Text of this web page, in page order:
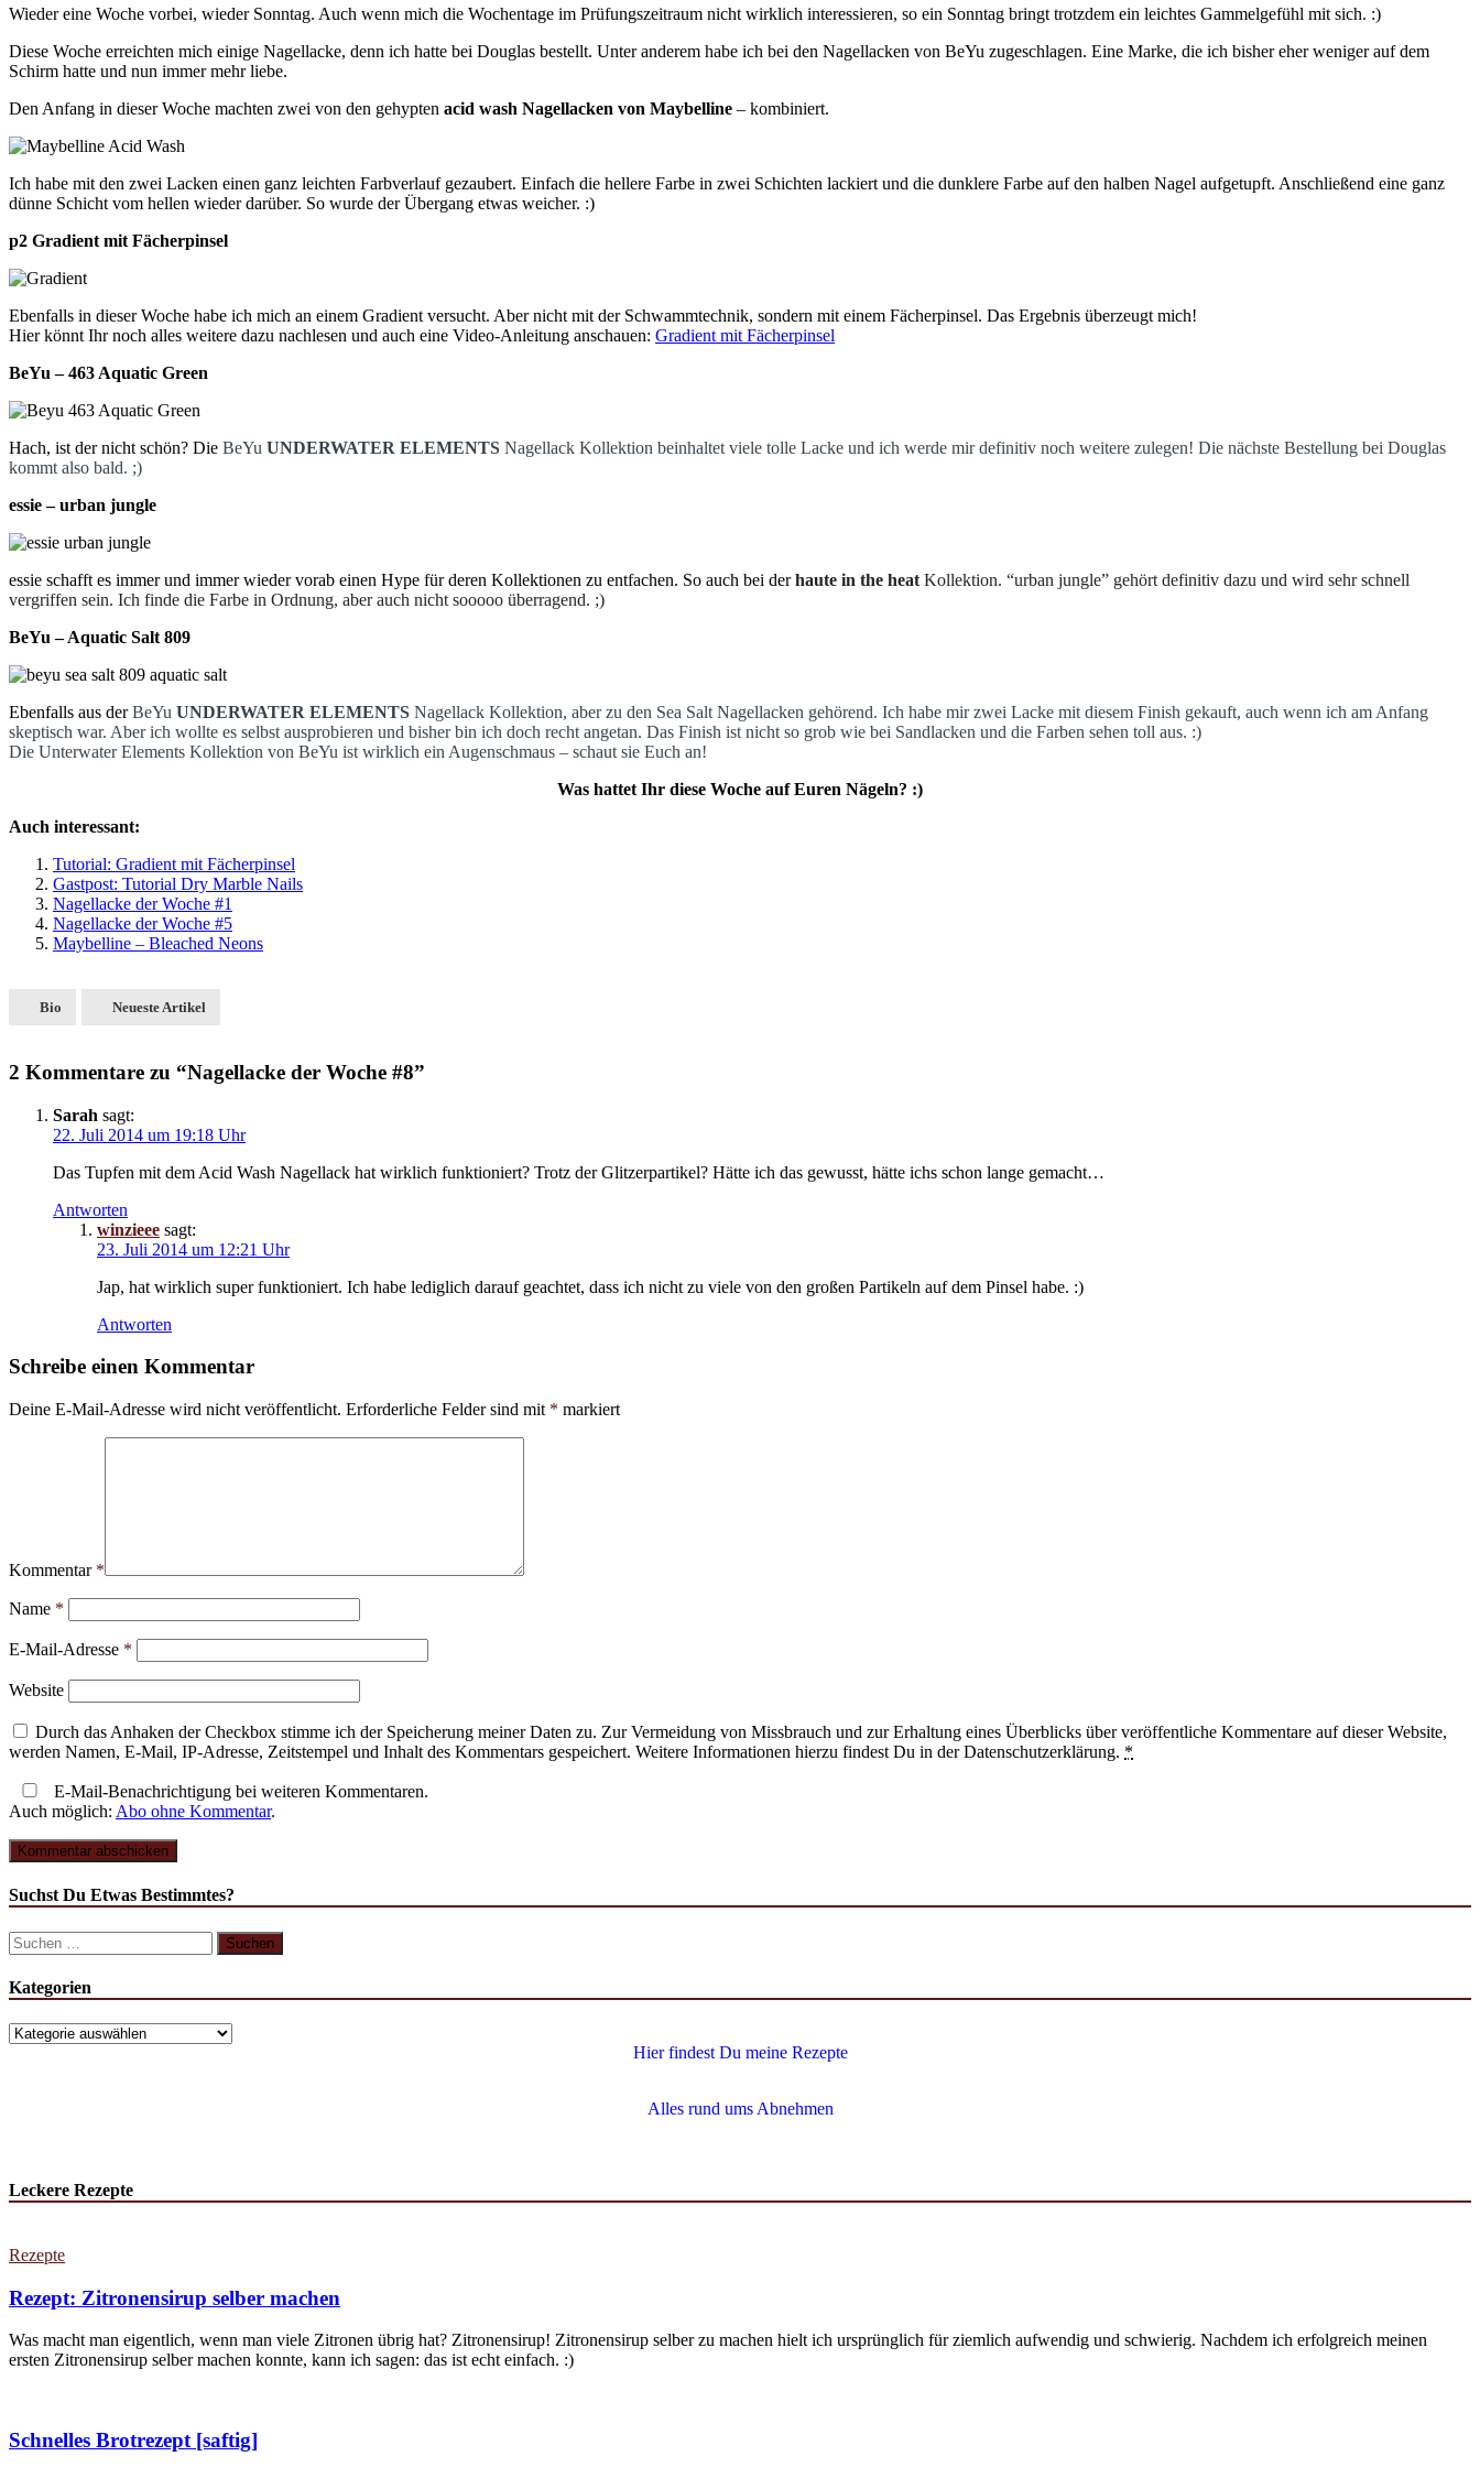
Wieder eine Woche vorbei, wieder Sonntag. Auch wenn mich die Wochentage im Prüfungszeitraum nicht wirklich interessieren, so ein Sonntag bringt trotzdem ein leichtes Gammelgefühl mit sich. :)
Diese Woche erreichten mich einige Nagellacke, denn ich hatte bei Douglas bestellt. Unter anderem habe ich bei den Nagellacken von BeYu zugeschlagen. Eine Marke, die ich bisher eher weniger auf dem
Schirm hatte und nun immer mehr liebe.
Den Anfang in dieser Woche machten zwei von den gehypten acid wash Nagellacken von Maybelline – kombiniert.
Ich habe mit den zwei Lacken einen ganz leichten Farbverlauf gezaubert. Einfach die hellere Farbe in zwei Schichten lackiert und die dunklere Farbe auf den halben Nagel aufgetupft. Anschließend eine ganz
dünne Schicht vom hellen wieder darüber. So wurde der Übergang etwas weicher. :)
p2 Gradient mit Fächerpinsel
Ebenfalls in dieser Woche habe ich mich an einem Gradient versucht. Aber nicht mit der Schwammtechnik, sondern mit einem Fächerpinsel. Das Ergebnis überzeugt mich!
Hier könnt Ihr noch alles weitere dazu nachlesen und auch eine Video-Anleitung anschauen: Gradient mit Fächerpinsel
BeYu – 463 Aquatic Green
Hach, ist der nicht schön? Die BeYu UNDERWATER ELEMENTS Nagellack Kollektion beinhaltet viele tolle Lacke und ich werde mir definitiv noch weitere zulegen! Die nächste Bestellung bei Douglas
kommt also bald. ;)
essie – urban jungle
essie schafft es immer und immer wieder vorab einen Hype für deren Kollektionen zu entfachen. So auch bei derhaute in the heat Kollektion. “urban jungle” gehört definitiv dazu und wird sehr schnell
vergriffen sein. Ich finde die Farbe in Ordnung, aber auch nicht sooooo überragend. ;)
BeYu – Aquatic Salt 809
Ebenfalls aus derBeYu UNDERWATER ELEMENTS Nagellack Kollektion, aber zu den Sea Salt Nagellacken gehörend. Ich habe mir zwei Lacke mit diesem Finish gekauft, auch wenn ich am Anfang
skeptisch war. Aber ich wollte es selbst ausprobieren und bisher bin ich doch recht angetan. Das Finish ist nicht so grob wie bei Sandlacken und die Farben sehen toll aus. :)
Die Unterwater Elements Kollektion von BeYu ist wirklich ein Augenschmaus – schaut sie Euch an!
Was hattet Ihr diese Woche auf Euren Nägeln? :)
Auch interessant:
Tutorial: Gradient mit Fächerpinsel
Gastpost: Tutorial Dry Marble Nails
Nagellacke der Woche #1
Nagellacke der Woche #5
Maybelline – Bleached Neons
Bio Neueste Artikel
2 Kommentare zu “Nagellacke der Woche #8”
Sarah sagt:
22. Juli 2014 um 19:18 Uhr
Das Tupfen mit dem Acid Wash Nagellack hat wirklich funktioniert? Trotz der Glitzerpartikel? Hätte ich das gewusst, hätte ichs schon lange gemacht…
Antworten
winzieee sagt:
23. Juli 2014 um 12:21 Uhr
Jap, hat wirklich super funktioniert. Ich habe lediglich darauf geachtet, dass ich nicht zu viele von den großen Partikeln auf dem Pinsel habe. :)
Antworten
Schreibe einen Kommentar
Deine E-Mail-Adresse wird nicht veröffentlicht. Erforderliche Felder sind mit * markiert
Kommentar *
Name *
E-Mail-Adresse *
Website
Durch das Anhaken der Checkbox stimme ich der Speicherung meiner Daten zu. Zur Vermeidung von Missbrauch und zur Erhaltung eines Überblicks über veröffentliche Kommentare auf dieser Website,
werden Namen, E-Mail, IP-Adresse, Zeitstempel und Inhalt des Kommentars gespeichert. Weitere Informationen hierzu findest Du in der Datenschutzerklärung. *
E-Mail-Benachrichtigung bei weiteren Kommentaren.
Auch möglich: Abo ohne Kommentar.
Suchst Du Etwas Bestimmtes?
Kategorien
Hier findest Du meine Rezepte
Alles rund ums Abnehmen
Leckere Rezepte
Rezepte
Rezept: Zitronensirup selber machen
Was macht man eigentlich, wenn man viele Zitronen übrig hat? Zitronensirup! Zitronensirup selber zu machen hielt ich ursprünglich für ziemlich aufwendig und schwierig. Nachdem ich erfolgreich meinen
ersten Zitronensirup selber machen konnte, kann ich sagen: das ist echt einfach. :)
Schnelles Brotrezept [saftig]